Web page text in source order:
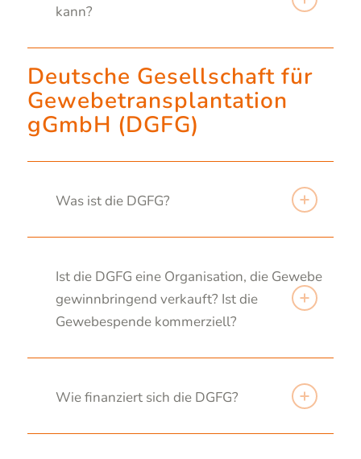
kann?
Deutsche Gesellschaft für
Gewebetransplantation
gGmbH (DGFG)
Was ist die DGFG?
Ist die DGFG eine Organisation, die Gewebe
gewinnbringend verkauft? Ist die
Gewebespende kommerziell?
Wie finanziert sich die DGFG?